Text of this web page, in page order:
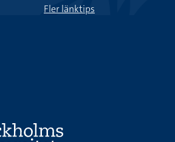
Fler länktips